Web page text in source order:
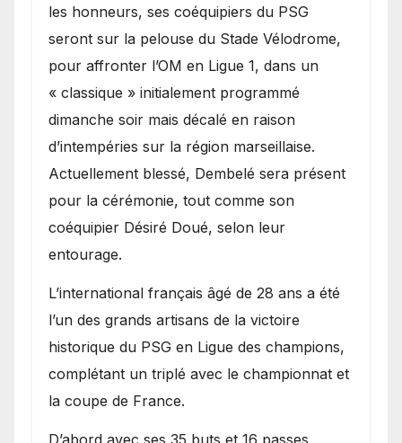
les honneurs, ses coéquipiers du PSG
seront sur la pelouse du Stade Vélodrome,
pour affronter l’OM en Ligue 1, dans un
« classique » initialement programmé
dimanche soir mais décalé en raison
d’intempéries sur la région marseillaise.
Actuellement blessé, Dembelé sera présent
pour la cérémonie, tout comme son
coéquipier Désiré Doué, selon leur
entourage.
L’international français âgé de 28 ans a été
l’un des grands artisans de la victoire
historique du PSG en Ligue des champions,
complétant un triplé avec le championnat et
la coupe de France.
D’abord avec ses 35 buts et 16 passes